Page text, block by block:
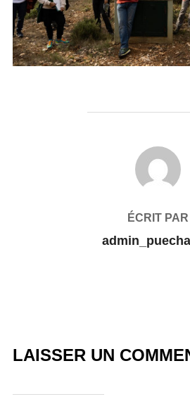
AUTEUR DE LA
ÉCRIT PAR
LAISSER UN